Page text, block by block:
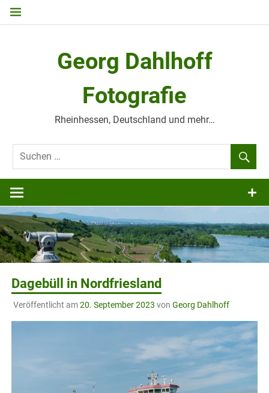
Zum
Georg Dahlhoff
Fotografie
Rheinhessen, Deutschland und mehr…
Dagebüll in Nordfriesland
Veröffentlicht am20. September 2023 von Georg Dahlhoff